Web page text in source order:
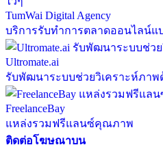
TumWai Digital Agency
บริการรับทำการตลาดออนไลน์แ
Ultromate.ai
รับพัฒนาระบบช่วยวิเคราะห์ภาพ
FreelanceBay
แหล่งรวมฟรีแลนซ์คุณภาพ
ติดต่อโฆษณาบน